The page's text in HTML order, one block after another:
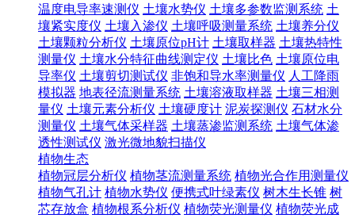
温度电导率速测仪 土壤水势仪 土壤多参数监测系统 土
壤紧实度仪 土壤入渗仪 土壤呼吸测量系统 土壤养分仪
土壤颗粒分析仪 土壤原位pH计 土壤取样器 土壤热特性
测量仪 土壤水分特征曲线测定仪 土壤比色 土壤原位电
导率仪 土壤剪切测试仪 非饱和导水率测量仪 人工降雨
模拟器 地表径流测量系统 土壤溶液取样器 土壤三相测
量仪 土壤元素分析仪 土壤硬度计 泥炭探测仪 石材水分
测量仪 土壤气体采样器 土壤蒸渗监测系统 土壤气体渗
透性测试仪 激光微地貌扫描仪
植物生态
植物冠层分析仪 植物茎流测量系统 植物光合作用测量仪
植物气孔计 植物水势仪 便携式叶绿素仪 树木生长锥 树
芯存放盒 植物根系分析仪 植物荧光测量仪 植物荧光成